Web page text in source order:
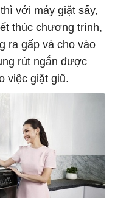
với máy giặt sấy,
thúc chương trình,
ra gấp và cho vào
rút ngắn được
việc giặt giũ.